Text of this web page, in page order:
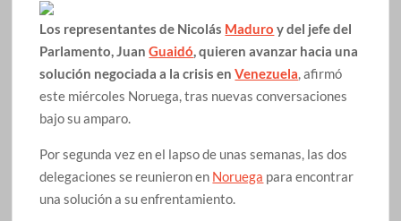
Los representantes de Nicolás Maduro y del jefe del
Parlamento, JuanGuaidó, quieren avanzar hacia una
solución negociada a la crisis enVenezuela, afirmó
este miércoles Noruega, tras nuevas conversaciones
bajo su amparo.
Por segunda vez en el lapso de unas semanas, las dos
delegaciones se reunieron en Noruega para encontrar
una solución a su enfrentamiento.